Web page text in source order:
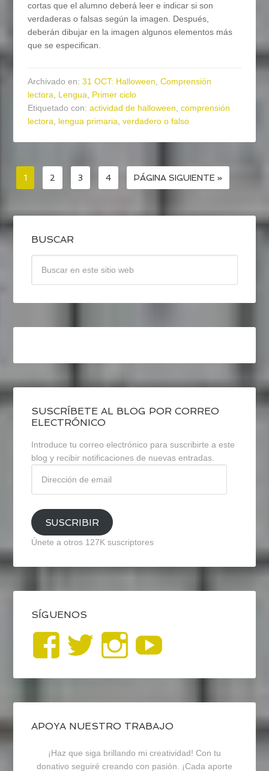
cortas que el alumno deberá leer e indicar si son
verdaderas o falsas según la imagen. Después,
deberán dibujar en la imagen algunos elementos más
que se especifican.
Archivado en:31 OCT: Halloween,Comprensión
lectora, Lengua, Primer ciclo
Etiquetado con:actividad de halloween,comprensión
lectora, lengua primaria,verdadero o falso
1 2 3 4 PÁGINA SIGUIENTE »
BUSCAR
SUSCRÍBETE AL BLOG POR CORREO
ELECTRÓNICO
Introduce tu correo electrónico para suscribirte a este
blog y recibir notificaciones de nuevas entradas.
email
SUSCRIBIR
Únete a otros 127K suscriptores
SÍGUENOS
Ver
perfil
de
blogrecursosep
Ver
perfil
de
recursosep
Ver
perfil
de
recursosep
APOYA NUESTRO TRABAJO
¡Haz que siga brillando mi creatividad! Con tu
donativo seguiré creando con pasión. ¡Cada aporte